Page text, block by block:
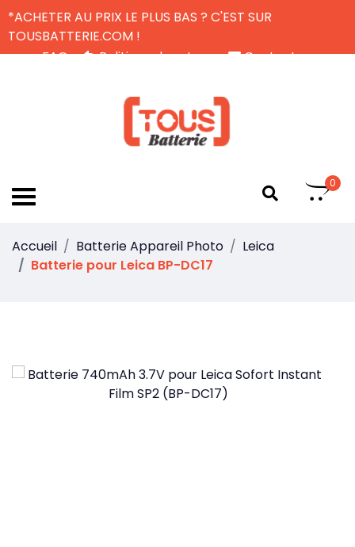
*ACHETER AU PRIX LE PLUS BAS ? C'EST SUR
TOUSBATTERIE.COM !
FAQ
Politique de retour
Contactez-nous
0
Accueil Batterie Appareil Photo
Leica
Batterie pour Leica BP-DC17